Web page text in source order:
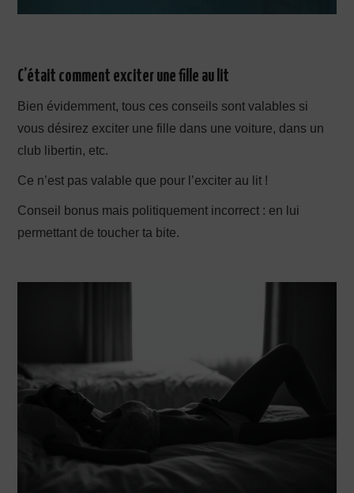
C’était comment exciter une fille au lit
Bien évidemment, tous ces conseils sont valables si
vous désirez exciter une fille dans une voiture, dans un
club libertin, etc.
Ce n’est pas valable que pour l’exciter au lit !
Conseil bonus mais politiquement incorrect : en lui
permettant de toucher ta bite.